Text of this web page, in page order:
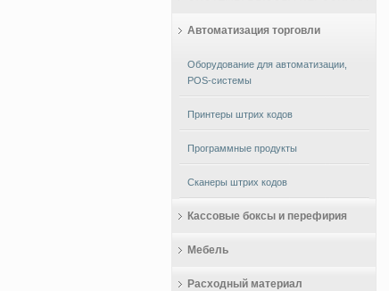
Автоматизация торговли
Оборудование для автоматизации,
POS-системы
Принтеры штрих кодов
Программные продукты
Сканеры штрих кодов
Кассовые боксы и перефирия
Мебель
Расходный материал